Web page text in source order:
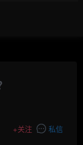
+关注 私信